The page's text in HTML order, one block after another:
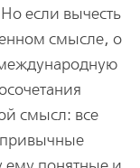
если вычесть
смысле, о
смысл: все